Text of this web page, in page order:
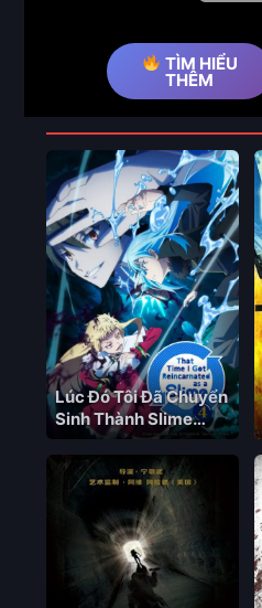
TÌM HIỂU
THÊM
Phim Liên Quan
Lúc Đó Tôi Đã Chuyển
Sinh Thành Slime
(Phần 4)